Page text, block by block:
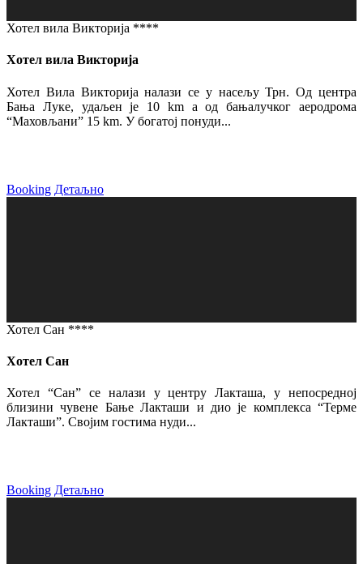
Хотел вила Викторија ****
Хотел вила Викторија
Хотел Вила Викторија налази се у насељу Трн. Од центра
Бања Луке, удаљен је 10 km а од бањалучког аеродрома
“Маховљани” 15 km. У богатој понуди...
Booking Детаљно
Хотел Сан ****
Хотел Сан
Хотел “Сан” се налази у центру Лакташа, у непосредној
близини чувене Бање Лакташи и дио је комплекса “Терме
Лакташи”. Својим гостима нуди...
Booking Детаљно